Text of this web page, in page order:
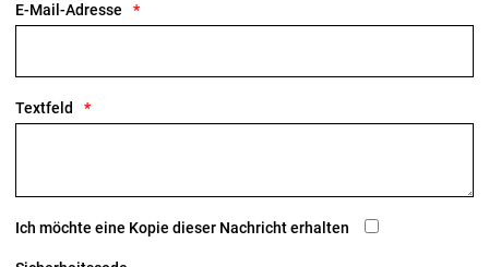
E-Mail-Adresse
Textfeld
Ich möchte eine Kopie dieser Nachricht erhalten